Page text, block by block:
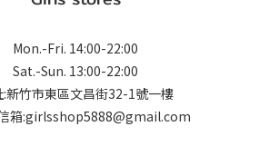
Mon.-Fri. 14:00-22:00
Sat.-Sun. 13:00-22:00
:新竹市東區文昌街32-1號一樓
箱:girlsshop5888@gmail.com